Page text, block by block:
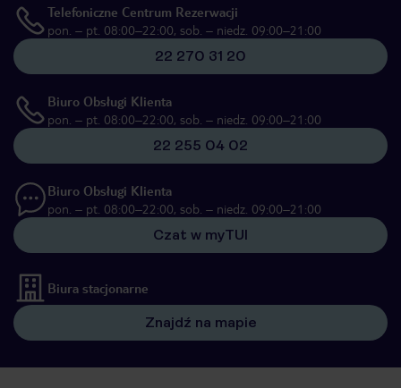
Telefoniczne Centrum Rezerwacji
pon. – pt. 08:00–22:00, sob. – niedz. 09:00–21:00
22 270 31 20
Biuro Obsługi Klienta
pon. – pt. 08:00–22:00, sob. – niedz. 09:00–21:00
22 255 04 02
Biuro Obsługi Klienta
pon. – pt. 08:00–22:00, sob. – niedz. 09:00–21:00
Czat w myTUI
Biura stacjonarne
Znajdź na mapie